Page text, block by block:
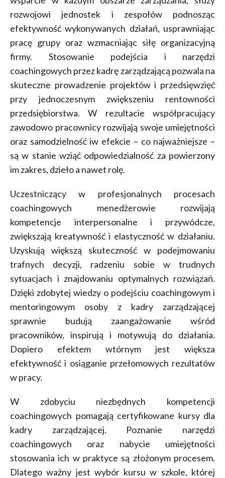
rozwojowi jednostek i zespołów podnosząc
efektywność wykonywanych działań, usprawniając
pracę grupy oraz wzmacniając siłę organizacyjną
firmy. Stosowanie podejścia i narzędzi
coachingowych przez kadrę zarządzającą pozwala na
skuteczne prowadzenie projektów i przedsięwzięć
przy jednoczesnym zwiększeniu rentowności
przedsiębiorstwa. W rezultacie współpracujący
zawodowo pracownicy rozwijają swoje umiejętności
oraz samodzielność iw efekcie – co najważniejsze –
są w stanie wziąć odpowiedzialność za powierzony
im zakres, dzieło a nawet rolę.
Uczestniczący w profesjonalnych procesach
coachingowych menedżerowie rozwijają
kompetencje interpersonalne i przywódcze,
zwiększają kreatywność i elastyczność w działaniu.
Uzyskują większą skuteczność w podejmowaniu
trafnych decyzji, radzeniu sobie w trudnych
sytuacjach i znajdowaniu optymalnych rozwiązań.
Dzięki zdobytej wiedzy o podejściu coachingowym i
mentoringowym osoby z kadry zarządzającej
sprawnie budują zaangażowanie wśród
pracowników, inspirują i motywują do działania.
Dopiero efektem wtórnym jest większa
efektywność i osiąganie przełomowych rezultatów
w pracy.
W zdobyciu niezbędnych kompetencji
coachingowych pomagają certyfikowane kursy dla
kadry zarządzającej. Poznanie narzędzi
coachingowych oraz nabycie umiejętności
stosowania ich w praktyce są złożonym procesem.
Dlatego ważny jest wybór kursu w szkole, której